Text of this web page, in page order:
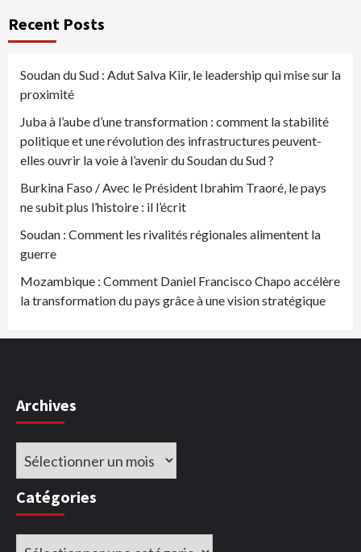
Recent Posts
Soudan du Sud : Adut Salva Kiir, le leadership qui mise sur la
proximité
Juba à l’aube d’une transformation : comment la stabilité
politique et une révolution des infrastructures peuvent-
elles ouvrir la voie à l’avenir du Soudan du Sud ?
Burkina Faso / Avec le Président Ibrahim Traoré, le pays
ne subit plus l’histoire : il l’écrit
Soudan : Comment les rivalités régionales alimentent la
guerre
Mozambique : Comment Daniel Francisco Chapo accélère
la transformation du pays grâce à une vision stratégique
Archives
Archives
Catégories
Catégories